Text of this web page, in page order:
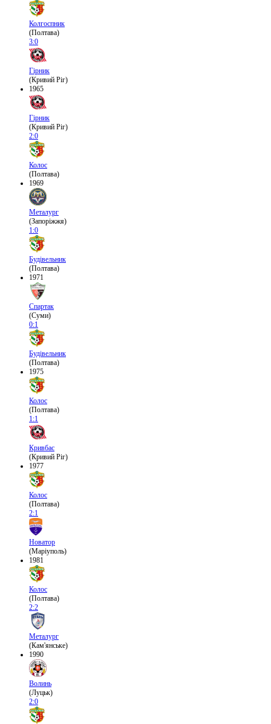
Колгоспник
(Полтава)
3:0
Гірник
(Кривий Ріг)
1965
Гірник
(Кривий Ріг)
2:0
Колос
(Полтава)
1969
Металург
(Запоріжжя)
1:0
Будівельник
(Полтава)
1971
Спартак
(Суми)
0:1
Будівельник
(Полтава)
1975
Колос
(Полтава)
1:1
Кривбас
(Кривий Ріг)
1977
Колос
(Полтава)
2:1
Новатор
(Маріуполь)
1981
Колос
(Полтава)
2:2
Металург
(Кам'янське)
1990
Волинь
(Луцьк)
2:0